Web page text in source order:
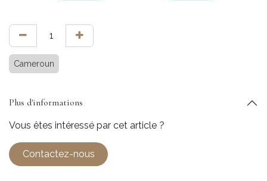
Cameroun
Plus d'informations
Vous êtes intéressé par cet article ?
Contactez-nous